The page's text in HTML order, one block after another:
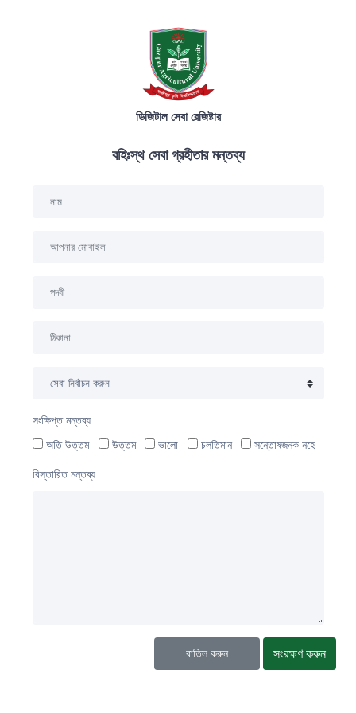
ডিজিটাল সেবা রেজিষ্টার
বহিঃস্থ সেবা গ্রহীতার মন্তব্য
সংক্ষিপ্ত মন্তব্য
অতি উত্তম
উত্তম ভালো চলতিমান সন্তোষজনক নহে
বিস্তারিত মন্তব্য
বাতিল করুন সংরক্ষণ করুন